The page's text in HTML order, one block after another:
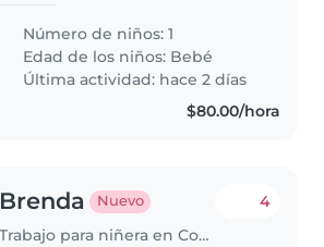
mundo
Número de niños: 1
Edad de los niños: Bebé
Última actividad: hace 2 días
$80.00/hora
Brenda Nuevo
Trabajo para niñera en Coyoacán
4